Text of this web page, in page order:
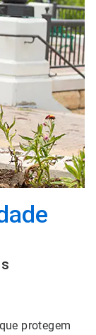
protegem